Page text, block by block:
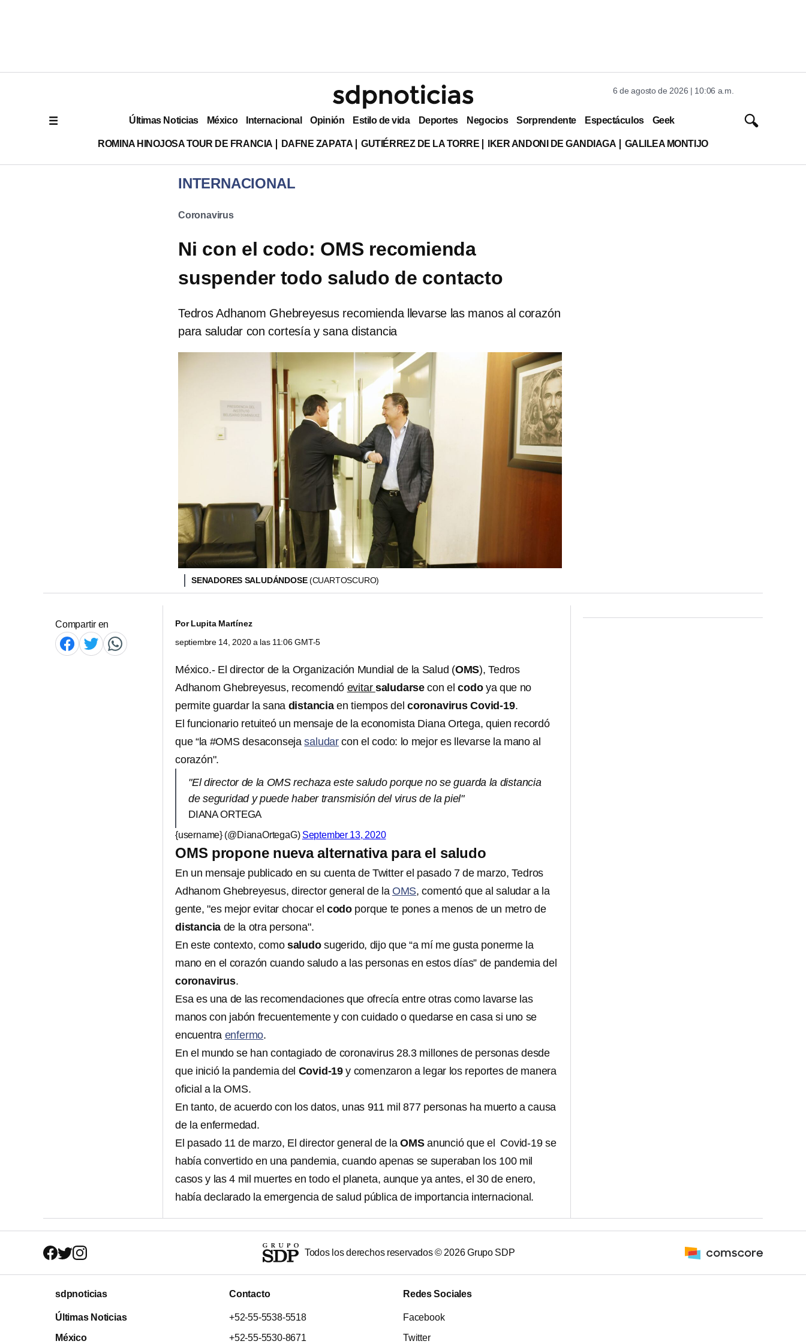
6 de agosto de 2026 | 10:06 a.m.
Últimas Noticias México Internacional Opinión Estilo de vida Deportes Negocios Sorprendente Espectáculos Geek
ROMINA HINOJOSA TOUR DE FRANCIA DAFNE ZAPATA GUTIÉRREZ DE LA TORRE IKER ANDONI DE GANDIAGA GALILEA MONTIJO
INTERNACIONAL
Coronavirus
Ni con el codo: OMS recomienda
suspender todo saludo de contacto
Tedros Adhanom Ghebreyesus recomienda llevarse las manos al corazón
para saludar con cortesía y sana distancia
SENADORES SALUDÁNDOSE(CUARTOSCURO)
Compartir en PorLupita Martínez
septiembre 14, 2020 a las 11:06 GMT-5
México.- El director de la Organización Mundial de la Salud (OMS), Tedros
Adhanom Ghebreyesus, recomendó evitar saludarse con elcodoya que no
permite guardar la sana distanciaen tiempos delcoronavirus Covid-19.
El funcionario retuiteó un mensaje de la economista Diana Ortega, quien recordó
que “la #OMS desaconsejasaludar con el codo: lo mejor es llevarse la mano al
corazón".
"El director de la OMS rechaza este saludo porque no se guarda la distancia
de seguridad y puede haber transmisión del virus de la piel"
DIANA ORTEGA
{username} (@DianaOrtegaG) September 13, 2020
OMS propone nueva alternativa para el saludo
En un mensaje publicado en su cuenta de Twitter el pasado 7 de marzo, Tedros
Adhanom Ghebreyesus, director general de la OMS, comentó que al saludar a la
gente, "es mejor evitar chocar el codo porque te pones a menos de un metro de
distancia de la otra persona".
En este contexto, como saludosugerido, dijo que “a mí me gusta ponerme la
mano en el corazón cuando saludo a las personas en estos días” de pandemia del
coronavirus.
Esa es una de las recomendaciones que ofrecía entre otras como lavarse las
manos con jabón frecuentemente y con cuidado o quedarse en casa si uno se
encuentra enfermo.
En el mundo se han contagiado de coronavirus 28.3 millones de personas desde
que inició la pandemia del Covid-19 y comenzaron a legar los reportes de manera
oficial a la OMS.
En tanto, de acuerdo con los datos, unas 911 mil 877 personas ha muerto a causa
de la enfermedad.
El pasado 11 de marzo, El director general de laOMSanunció que el Covid-19 se
había convertido en una pandemia, cuando apenas se superaban los 100 mil
casos y las 4 mil muertes en todo el planeta, aunque ya antes, el 30 de enero,
había declarado la emergencia de salud pública de importancia internacional.
Todos los derechos reservados © 2026Grupo SDP
sdpnoticias
Últimas Noticias
México
Contacto
+52-55-5538-5518
+52-55-5530-8671
Redes Sociales
Facebook
Twitter